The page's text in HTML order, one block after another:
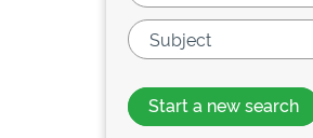
Start a new search